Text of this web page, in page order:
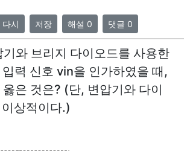
다시 저장 해설 0 댓글 0
기와 브리지 다이오드를 사용한
력 신호 vin을 인가하였을 때,
은 것은? (단, 변압기와 다이
상적이다.)